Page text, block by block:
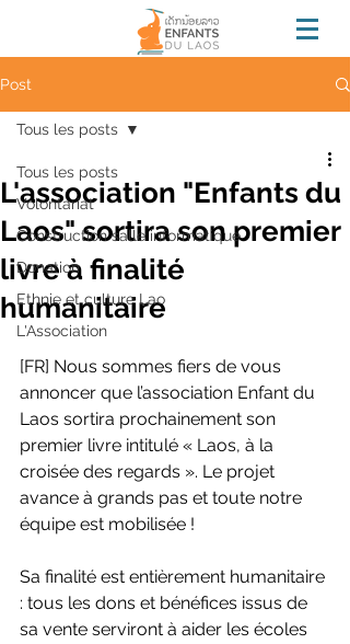
Post
Tous les posts
Volontariat
Construction salle informatique
Donation
Ethnie et culture Lao
L'Association
Tous les posts
L'association "Enfants du
Laos" sortira son premier
livre à finalité
humanitaire
[FR] Nous sommes fiers de vous
annoncer que l’association Enfant du
Laos sortira prochainement son
premier livre intitulé « Laos, à la
croisée des regards ». Le projet
avance à grands pas et toute notre
équipe est mobilisée !
Sa finalité est entièrement humanitaire
: tous les dons et bénéfices issus de
sa vente serviront à aider les écoles